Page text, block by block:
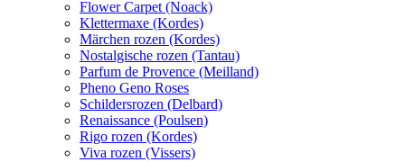
Flower Carpet (Noack)
Klettermaxe (Kordes)
Märchen rozen (Kordes)
Nostalgische rozen (Tantau)
Parfum de Provence (Meilland)
Pheno Geno Roses
Schildersrozen (Delbard)
Renaissance (Poulsen)
Rigo rozen (Kordes)
Viva rozen (Vissers)